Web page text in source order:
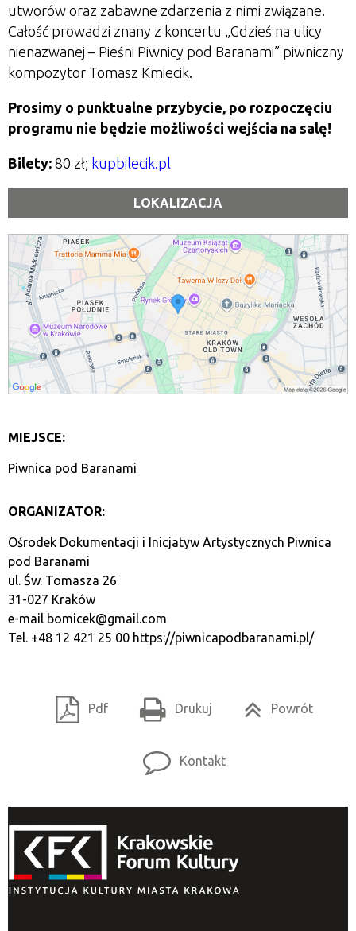
utworów oraz zabawne zdarzenia z nimi związane.
Całość prowadzi znany z koncertu „Gdzieś na ulicy
nienazwanej – Pieśni Piwnicy pod Baranami” piwniczny
kompozytor Tomasz Kmiecik.
Prosimy o punktualne przybycie, po rozpoczęciu
programu nie będzie możliwości wejścia na salę!
Bilety: 80 zł; kupbilecik.pl
LOKALIZACJA
MIEJSCE:
Piwnica pod Baranami
ORGANIZATOR:
Ośrodek Dokumentacji i Inicjatyw Artystycznych Piwnica
pod Baranami
ul. Św. Tomasza 26
31-027 Kraków
e-mail bomicek@gmail.com
Tel. +48 12 421 25 00 https://piwnicapodbaranami.pl/
Pdf Drukuj Powrót
Kontakt